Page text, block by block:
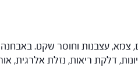
צמא, עצבנות וחוסר שקט.
דלקת ריאות, נזלת אלרגית,